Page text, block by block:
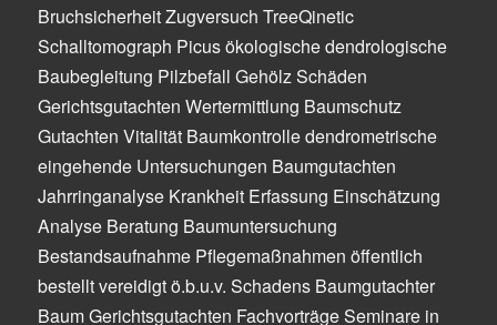
Bruchsicherheit Zugversuch TreeQinetic
Schalltomograph Picus ökologische dendrologische
Baubegleitung Pilzbefall Gehölz Schäden
Gerichtsgutachten Wertermittlung Baumschutz
Gutachten Vitalität Baumkontrolle dendrometrische
eingehende Untersuchungen Baumgutachten
Jahrringanalyse Krankheit Erfassung Einschätzung
Analyse Beratung Baumuntersuchung
Bestandsaufnahme Pflegemaßnahmen öffentlich
bestellt vereidigt ö.b.u.v. Schadens Baumgutachter
Baum Gerichtsgutachten Fachvorträge Seminare in